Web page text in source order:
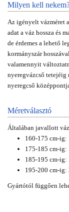
Milyen kell
Az igényelt vázméret
adat a váz hossza és
de érdemes a lehető
kormányszár
valamennyit
nyeregvázcső tetejéig
nyeregcső
Méretválasztó
Általában javallott
160-175 cm-ig:
175-185 cm-ig:
185-195 cm-ig:
195-200 cm-ig:
Gyártótól függően